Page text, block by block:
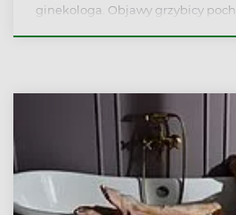
ginekologa. Objawy grzybicy
Zdecydowanie rzadziej grzybica
wyniku kontaktów seksualnych.
pochwy? Kto jest na nią
możliwości leczenia grzybicy